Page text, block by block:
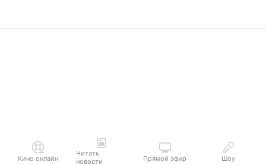
Кино онлайн
Читать
новости
Прямой эфир Шоу